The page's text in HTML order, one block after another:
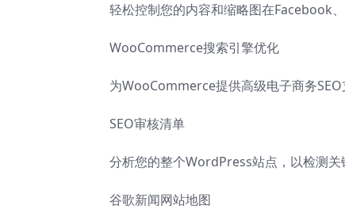
轻松控制您的内容和缩略图在Facebook
WooCommerce搜索引擎优化
为WooCommerce提供高级电子商务SEO
SEO审核清单
分析您的整个WordPress站点，以检测关
谷歌新闻网站地图